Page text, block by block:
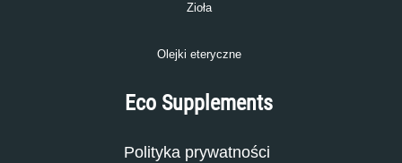
Zioła
Olejki eteryczne
Eco Supplements
Polityka prywatności